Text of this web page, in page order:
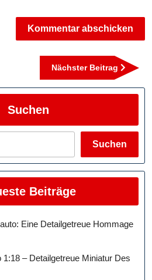
Nächster Beitrag
Suchen
Suchen
Beiträge
Eine Detailgetreue Hommage
– Detailgetreue Miniatur Des